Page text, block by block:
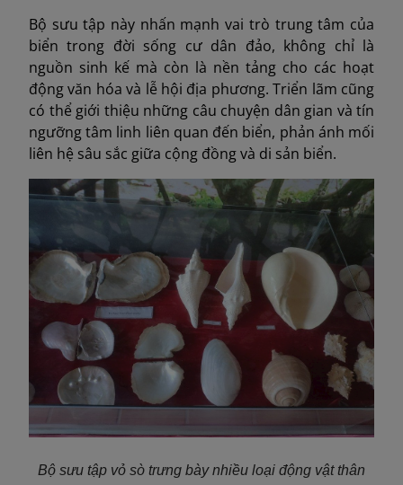
Bộ sưu tập này nhấn mạnh vai trò trung tâm của
biển trong đời sống cư dân đảo, không chỉ là
nguồn sinh kế mà còn là nền tảng cho các hoạt
động văn hóa và lễ hội địa phương. Triển lãm cũng
có thể giới thiệu những câu chuyện dân gian và tín
ngưỡng tâm linh liên quan đến biển, phản ánh mối
liên hệ sâu sắc giữa cộng đồng và di sản biển.
Bộ sưu tập vỏ sò trưng bày nhiều loại động vật thân